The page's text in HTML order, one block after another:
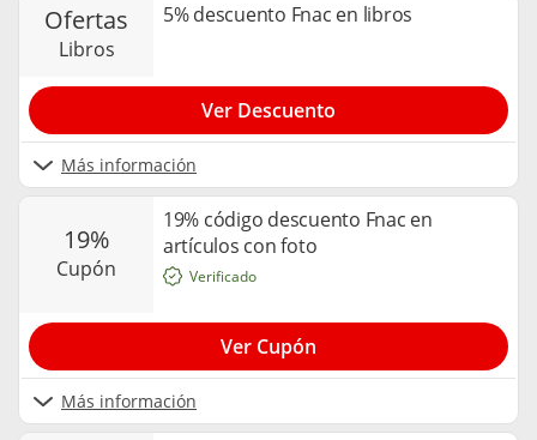
ofertas
libros
5% descuento Fnac en libros
Más información
Ver Descuento
19%
cupón
19% código descuento Fnac en
artículos con foto
Más información
Verificado
Ver Cupón